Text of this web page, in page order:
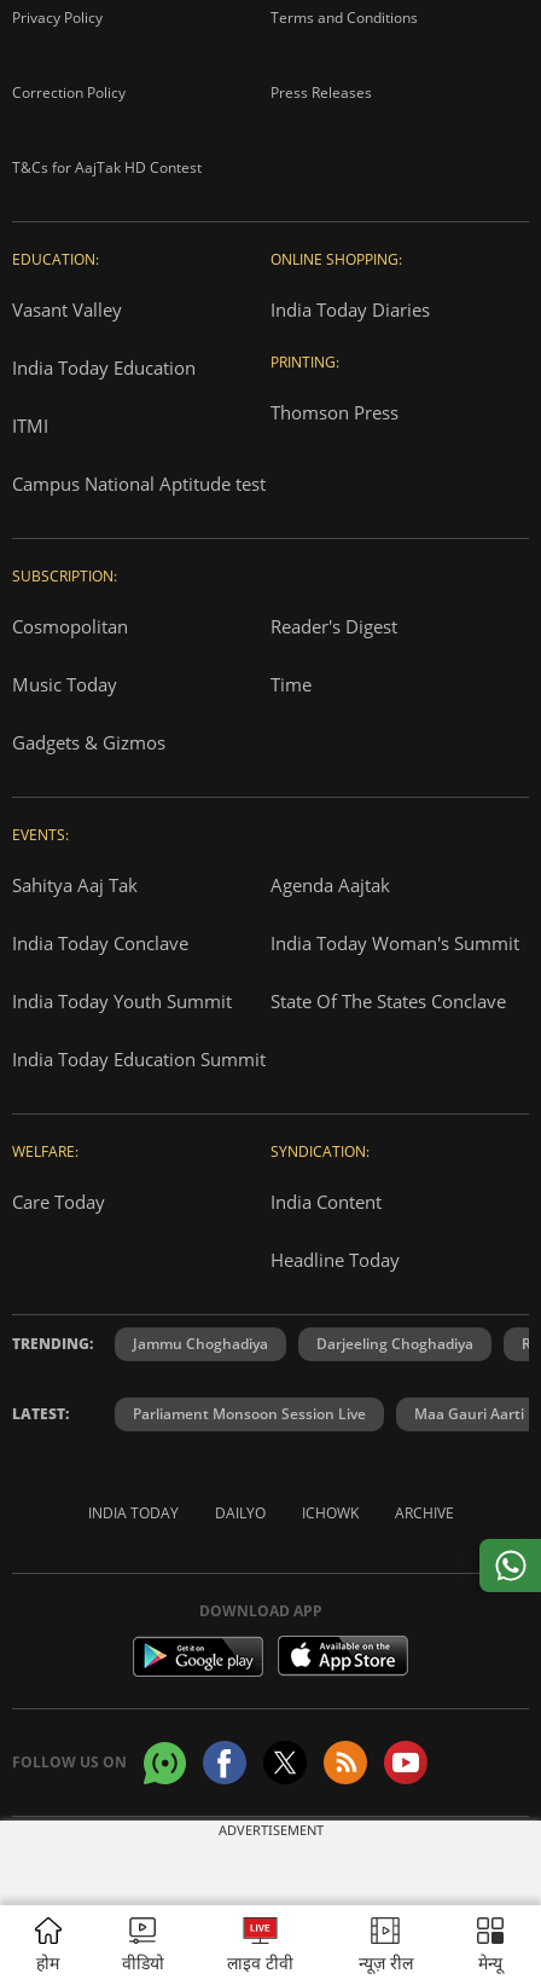
Privacy Policy Terms and Conditions
Correction Policy Press Releases
T&Cs for AajTak HD Contest
EDUCATION:
Vasant Valley
India Today Education
ITMI
Campus National Aptitude test
ONLINE SHOPPING:
India Today Diaries
PRINTING:
Thomson Press
SUBSCRIPTION:
Cosmopolitan Reader's Digest
Music Today Time
Gadgets & Gizmos
EVENTS:
Sahitya Aaj Tak Agenda Aajtak
India Today Conclave India Today Woman's Summit
India Today Youth Summit State Of The States Conclave
India Today Education Summit
WELFARE:
Care Today
SYNDICATION:
India Content
Headline Today
TRENDING: Jammu Choghadiya Darjeeling Choghadiya
LATEST: Parliament Monsoon Session Live Maa Gauri Aarti
INDIA TODAY DAILYO ICHOWK ARCHIVE
DOWNLOAD APP
FOLLOW US ON
ADVERTISEMENT
होम वीडियो लाइव टीवी न्यूज़ रील मेन्यू